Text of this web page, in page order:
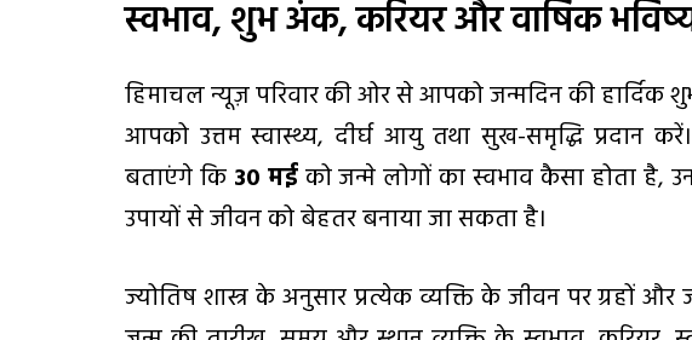
स्वभाव, शुभ अंक, करियर और वार्षिक
हिमाचल न्यूज़ परिवार की ओर से आपको जन्मदिन की हार्दिक
आपको उत्तम स्वास्थ्य, दीर्घ आयु तथा सुख-समृद्धि प्रदान
बताएंगे कि 30 मईको जन्मे लोगों का स्वभाव कैसा होता है,
उपायों से जीवन को बेहतर बनाया जा सकता है।
ज्योतिष शास्त्र के अनुसार प्रत्येक व्यक्ति के जीवन पर ग्रहों और